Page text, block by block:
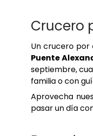
Crucero
Un crucero por
Puente
septiembre,
familia o con
Aprovecha
pasar un día